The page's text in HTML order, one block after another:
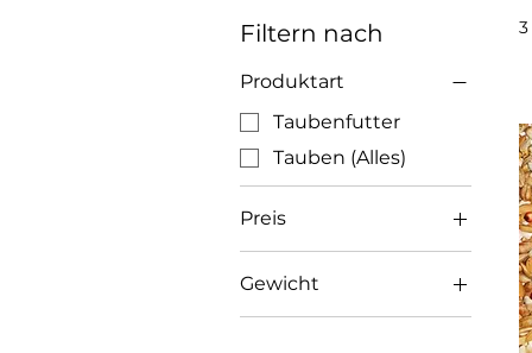
Filtern nach
Produktart
Taubenfutter
Tauben (Alles)
Preis
21 CHF 23 CHF
Gewicht